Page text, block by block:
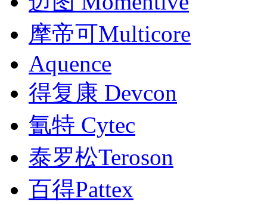
摩帝可Multicore
Aquence
得复康 Devcon
氰特 Cytec
泰罗松Teroson
百得Pattex